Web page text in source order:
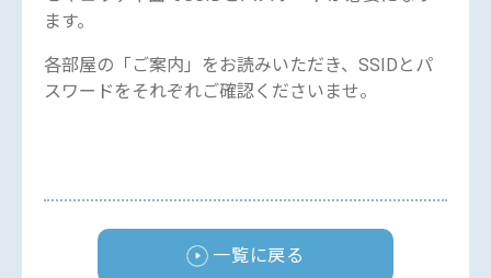
ます。
各部屋の「ご案内」をお読みいただき、SSIDとパ
スワードをそれぞれご確認くださいませ。
一覧に戻る